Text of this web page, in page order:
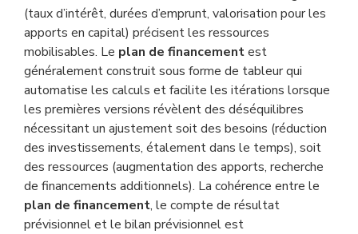
(taux d’intérêt, durées d’emprunt, valorisation pour les
apports en capital) précisent les ressources
mobilisables. Le plan de financementest
généralement construit sous forme de tableur qui
automatise les calculs et facilite les itérations lorsque
les premières versions révèlent des déséquilibres
nécessitant un ajustement soit des besoins (réduction
des investissements, étalement dans le temps), soit
des ressources (augmentation des apports, recherche
de financements additionnels). La cohérence entre le
plan de financement, le compte de résultat
prévisionnel et le bilan prévisionnel est